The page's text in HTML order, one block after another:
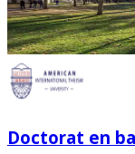
Doctorat en